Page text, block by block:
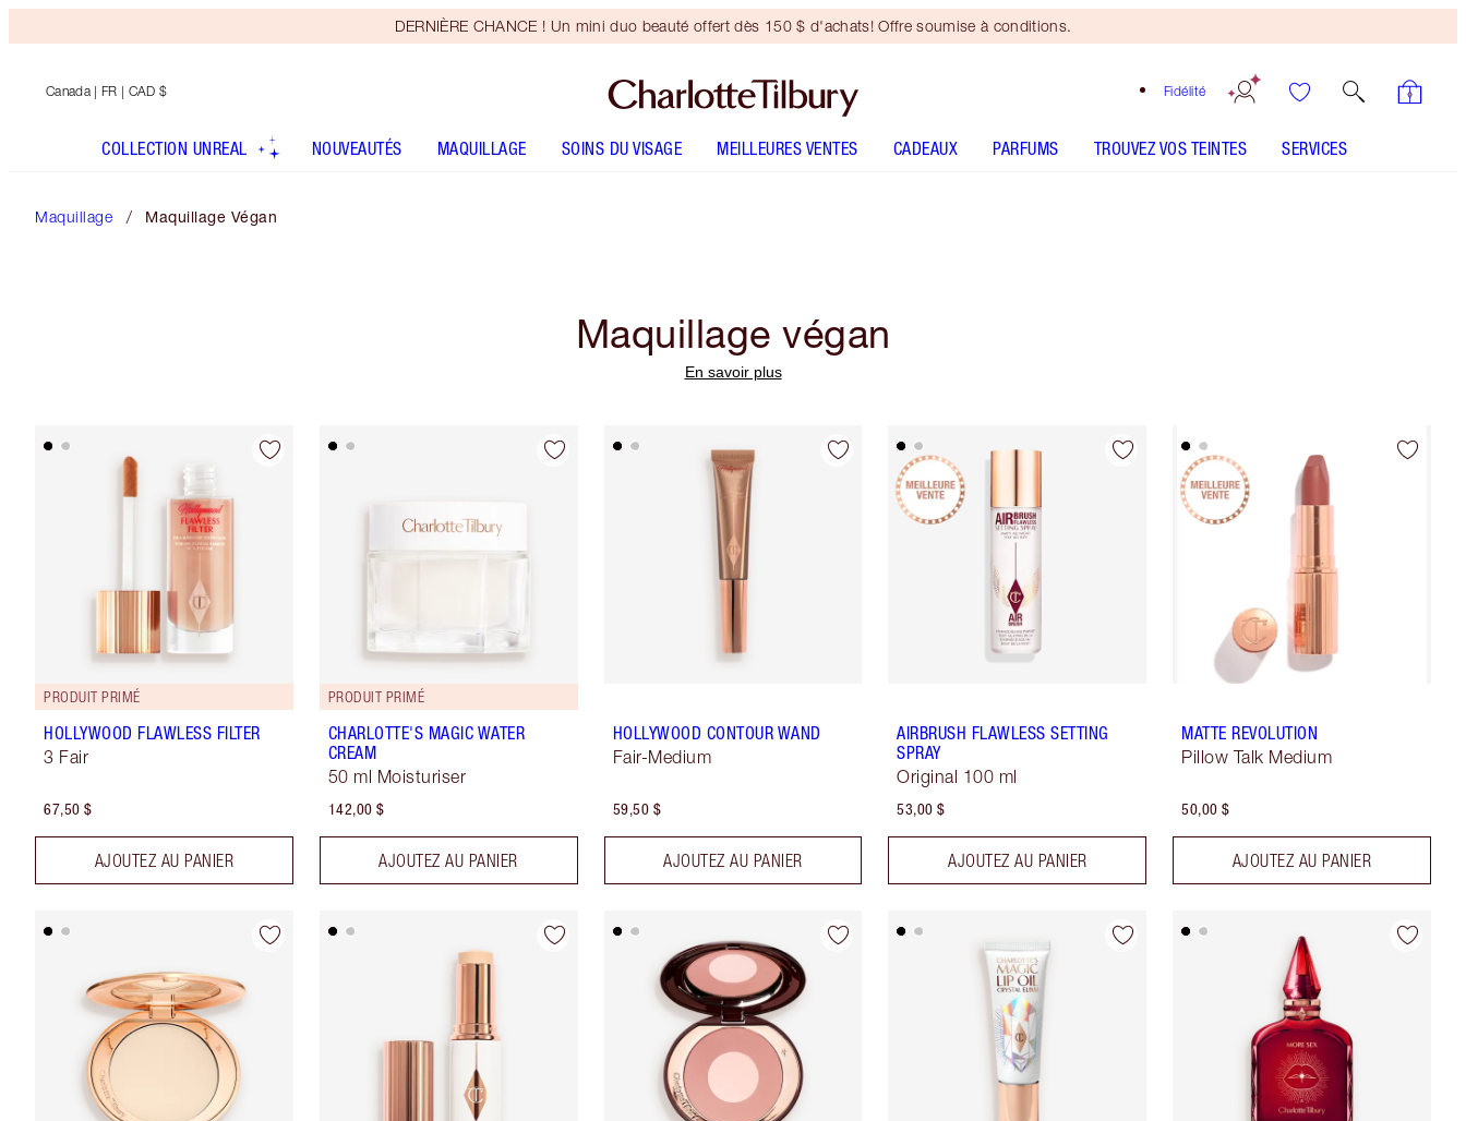
DERNIÈRE CHANCE ! Un mini duo beauté offert dès 150 $ d'achats! Offre soumise à conditions.
Fidélité
Canada | FR | CAD $
COLLECTION UNREAL NOUVEAUTÉS MAQUILLAGE SOINS DU VISAGE MEILLEURES VENTES CADEAUX PARFUMS TROUVEZ VOS TEINTES SERVICES
Maquillage Maquillage Végan
Maquillage végan
En savoir plus
PRODUIT PRIMÉ
HOLLYWOOD FLAWLESS FILTER
3 Fair
67,50 $
AJOUTEZ AU PANIER
PRODUIT PRIMÉ
CHARLOTTE'S MAGIC WATER
CREAM
50 ml Moisturiser
142,00 $
AJOUTEZ AU PANIER
HOLLYWOOD CONTOUR WAND
Fair-Medium
59,50 $
AJOUTEZ AU PANIER
AIRBRUSH FLAWLESS SETTING
SPRAY
Original 100 ml
53,00 $
AJOUTEZ AU PANIER
MATTE REVOLUTION
Pillow Talk Medium
50,00 $
AJOUTEZ AU PANIER